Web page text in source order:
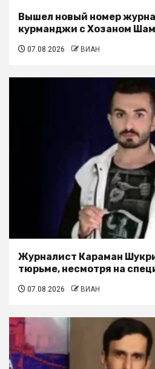
Вышел новый номер
курманджи с Хозаном
07.08.2026 ВИАН
Журналист Караман
тюрьме, несмотря на
07.08.2026 ВИАН